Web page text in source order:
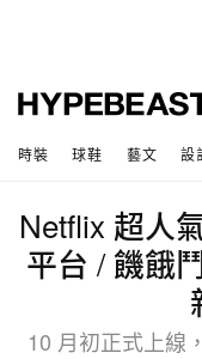
時裝 球鞋 藝文 設
Netflix 超人
平台 / 饑餓
10 月初正式上線